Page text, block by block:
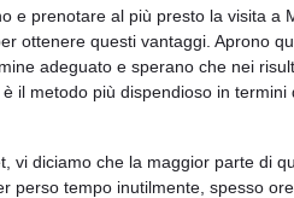
e prenotare al più presto la visita a
ottenere questi vantaggi. Aprono
adeguato e sperano che nei
il metodo più dispendioso in termini
vi diciamo che la maggior parte di
perso tempo inutilmente, spesso